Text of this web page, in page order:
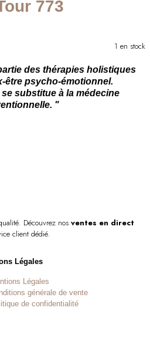
773
1 en stock
des thérapies holistiques
être psycho-émotionnel.
substitue à la médecine
"
Découvrez nos ventes en direct
client dédié.
Légales
Légales
générale de vente
de confidentialité